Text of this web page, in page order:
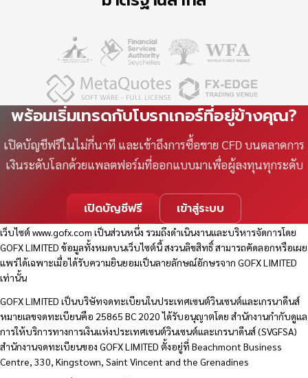
พร้อมเริ่มเทรดกับโบรกเกอร์ที่อยู่ข้างคุณ?
เปิดบัญชีฟรีในไม่กี่นาที และเข้าถึงการซื้อขาย CFD บนตลาดการ
เงินระดับโลกด้วยแพลตฟอร์มที่ออกแบบมาเพื่อผู้ลงทุนทุกระดับ
เปิดบัญชีฟรี เข้าสู่ระบบ
เว็บไซต์www.gofx.com เป็นส่วนหนึ่ง รวมถึงดำเนินงานและบริหารจัดการโดย
GOFX LIMITED ข้อมูลทั้งหมดบนเว็บไซต์นี้ สงวนลิขสิทธิ์ สามารถคัดลอกหรือเผย
แพร่ได้เฉพาะเมื่อได้รับความยินยอมเป็นลายลักษณ์อักษรจาก GOFX LIMITED
เท่านั้น
GOFX LIMITED เป็นบริษัทจดทะเบียนในประเทศเซนต์วินเซนต์และเกรนาดีนส์
หมายเลขจดทะเบียนคือ 25865 BC 2020 ได้รับอนุญาตโดย สำนักงานกำกับดูแล
การให้บริการทางการเงินแห่งประเทศเซนต์วินเซนต์และเกรนาดีนส์ (SVGFSA)
สำนักงานจดทะเบียนของ GOFX LIMITED ตั้งอยู่ที่ Beachmont Business
Centre, 330, Kingstown, Saint Vincent and the Grenadines